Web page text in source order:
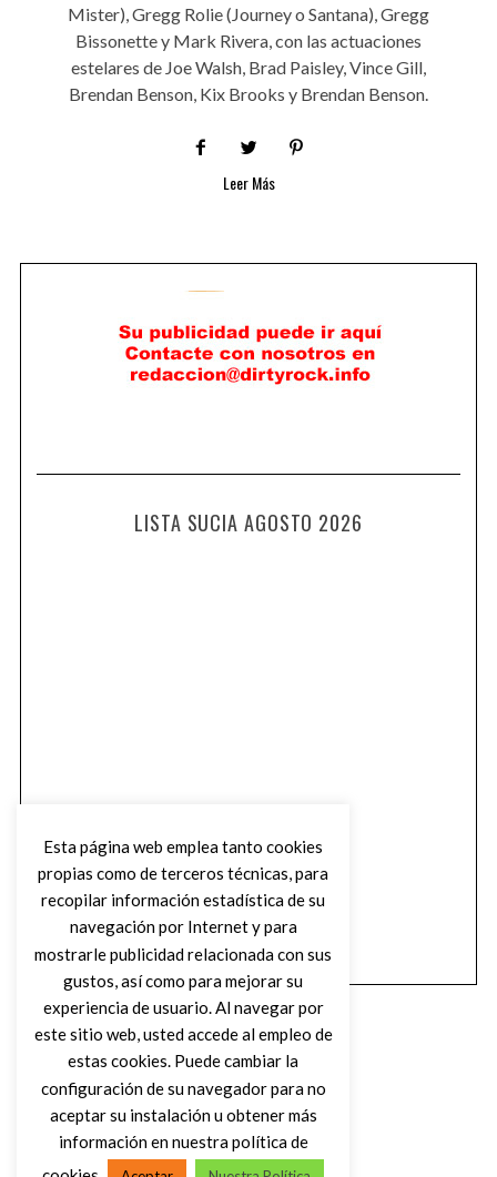
Mister), Gregg Rolie (Journey o Santana), Gregg
Bissonette y Mark Rivera, con las actuaciones
estelares de Joe Walsh, Brad Paisley, Vince Gill,
Brendan Benson, Kix Brooks y Brendan Benson.
Leer Más
LISTA SUCIA AGOSTO 2026
Esta página web emplea tanto cookies
propias como de terceros técnicas, para
recopilar información estadística de su
navegación por Internet y para
mostrarle publicidad relacionada con sus
gustos, así como para mejorar su
experiencia de usuario. Al navegar por
este sitio web, usted accede al empleo de
estas cookies. Puede cambiar la
configuración de su navegador para no
aceptar su instalación u obtener más
información en nuestra política de